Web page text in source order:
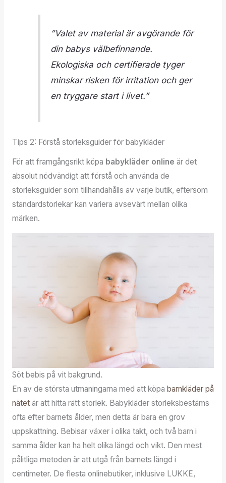
”Valet av material är avgörande för
din babys välbefinnande.
Ekologiska och certifierade tyger
minskar risken för irritation och ger
en tryggare start i livet.”
Tips 2: Förstå storleksguider för babykläder
För att framgångsrikt köpa babykläder online är det
absolut nödvändigt att förstå och använda de
storleksguider som tillhandahålls av varje butik, eftersom
standardstorlekar kan variera avsevärt mellan olika
märken.
Söt bebis på vit bakgrund.
En av de största utmaningarna med att köpa barnkläder på
nätetär att hitta rätt storlek. Babykläder storleksbestäms
ofta efter barnets ålder, men detta är bara en grov
uppskattning. Bebisar växer i olika takt, och två barn i
samma ålder kan ha helt olika längd och vikt. Den mest
pålitliga metoden är att utgå från barnets längd i
centimeter. De flesta onlinebutiker, inklusive LUKKE,